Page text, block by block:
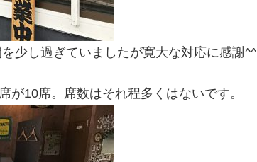
少し過ぎていましたが寛大な対応に感謝^^
10席。席数はそれ程多くはないです。